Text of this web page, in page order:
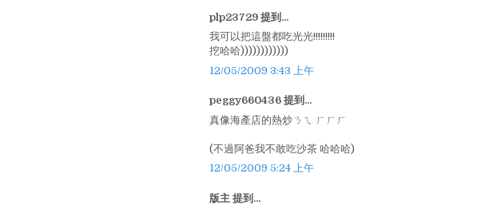
plp23729 提到...
我可以把這盤都吃光光!!!!!!!!!
挖哈哈))))))))))))
12/05/2009 3:43 上午
peggy660436 提到...
真像海產店的熱炒ㄋㄟ ㄏㄏㄏ
(不過阿爸我不敢吃沙茶 哈哈哈)
12/05/2009 5:24 上午
版主 提到...